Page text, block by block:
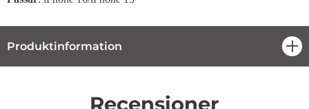
Produktinformation
Recensioner